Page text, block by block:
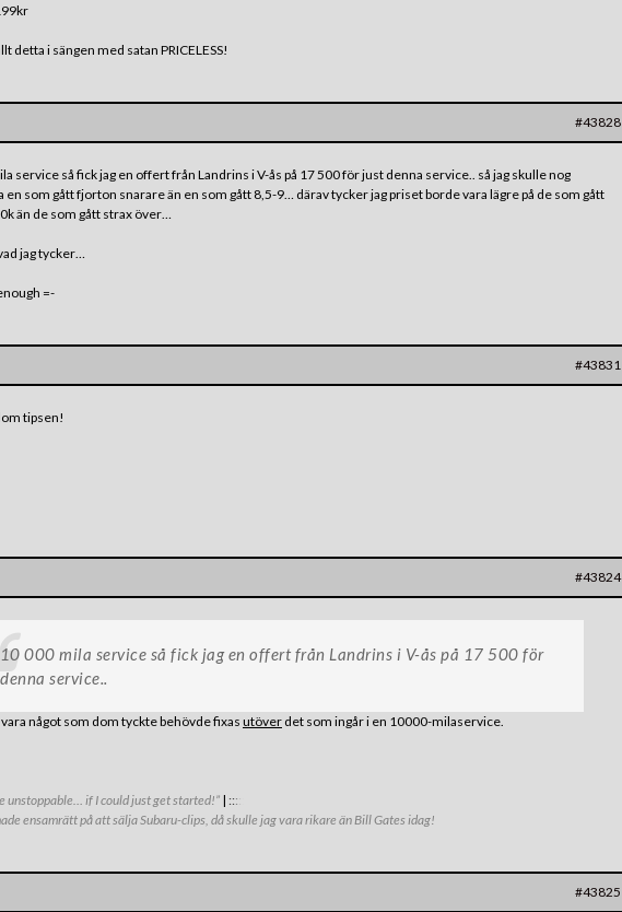
detta i sängen med satan PRICELESS!
#43828
service så fick jag en offert från Landrins i V-ås på 17 500 för just denna service.. så jag skulle nog
som gått fjorton snarare än en som gått 8,5-9… därav tycker jag priset borde vara lägre på de som gått
än de som gått strax över…
jag tycker…
=-
#43831
tipsen!
#43824
000 mila service så fick jag en offert från Landrins i V-ås på 17 500 för
service..
något som dom tyckte behövde fixas utöver det som ingår i en 10000-milaservice.
unstoppable… if I could just get started!”| ::::
ensamrätt på att sälja Subaru-clips, då skulle jag vara rikare än Bill Gates idag!
#43825